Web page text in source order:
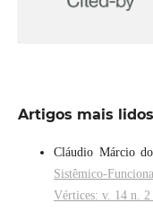
Artigos mais
Cláudio Márcio
Sistêmico-
Vértices: v. 14 n.